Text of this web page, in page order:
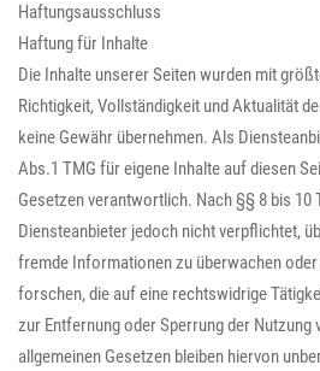
Haftungsausschluss
Haftung für Inhalte
Die Inhalte unserer Seiten wurden mit
Richtigkeit, Vollständigkeit und Aktualität
keine Gewähr übernehmen. Als
Abs.1 TMG für eigene Inhalte auf diesen
Gesetzen verantwortlich. Nach §§ 8 bis 10
Diensteanbieter jedoch nicht verpflichtet,
fremde Informationen zu überwachen
forschen, die auf eine rechtswidrige
zur Entfernung oder Sperrung der
allgemeinen Gesetzen bleiben hiervon